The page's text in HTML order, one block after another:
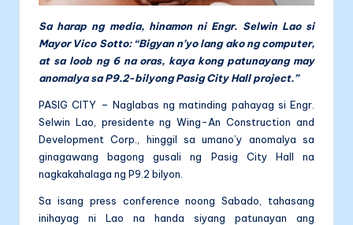
Sa harap ng media, hinamon ni Engr. Selwin Lao si
Mayor Vico Sotto: “Bigyan n’yo lang ako ng computer,
at sa loob ng 6 na oras, kaya kong patunayang may
anomalya sa P9.2-bilyong Pasig City Hall project.”
PASIG CITY – Naglabas ng matinding pahayag si Engr.
Selwin Lao, presidente ng Wing-An Construction and
Development Corp., hinggil sa umano’y anomalya sa
ginagawang bagong gusali ng Pasig City Hall na
nagkakahalaga ng P9.2 bilyon.
Sa isang press conference noong Sabado, tahasang
inihayag ni Lao na handa siyang patunayan ang